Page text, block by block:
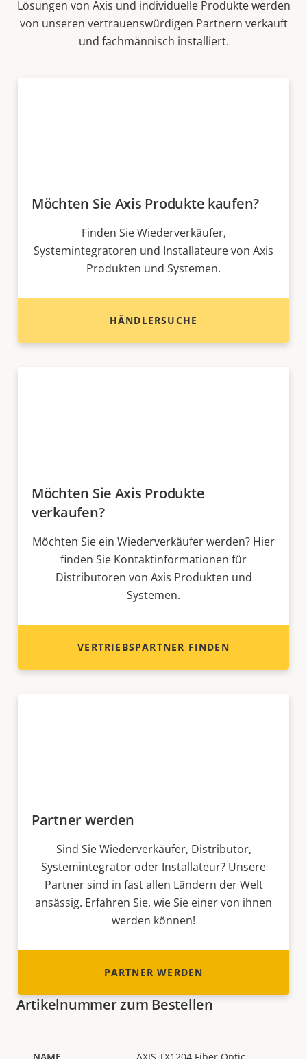
Lösungen von Axis und individuelle Produkte werden
von unseren vertrauenswürdigen Partnern verkauft
und fachmännisch installiert.
Möchten Sie Axis Produkte kaufen?
Finden Sie Wiederverkäufer,
Systemintegratoren und Installateure von Axis
Produkten und Systemen.
HÄNDLERSUCHE
Möchten Sie Axis Produkte
verkaufen?
Möchten Sie ein Wiederverkäufer werden? Hier
finden Sie Kontaktinformationen für
Distributoren von Axis Produkten und
Systemen.
VERTRIEBSPARTNER FINDEN
Partner werden
Sind Sie Wiederverkäufer, Distributor,
Systemintegrator oder Installateur? Unsere
Partner sind in fast allen Ländern der Welt
ansässig. Erfahren Sie, wie Sie einer von ihnen
werden können!
PARTNER WERDEN
Artikelnummer zum Bestellen